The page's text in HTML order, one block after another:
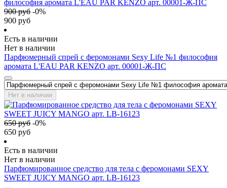
900руб -0%
900 руб
Есть в наличии
Нет в наличии
Парфюмерный спрей с феромонами Sexy Life №1 философия
аромата L'EAU PAR KENZO арт. 00001-Ж-ПС
Нет в наличии
650руб -0%
650 руб
Есть в наличии
Нет в наличии
Парфюмированное средство для тела с феромонами SEXY
SWEET JUICY MANGO арт. LB-16123